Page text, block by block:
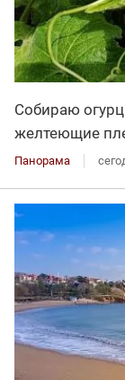
Собираю
желтеющие
Панорама